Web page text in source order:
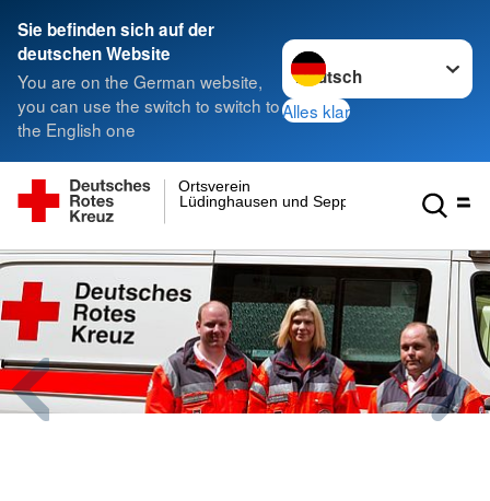
Sie befinden sich auf der
deutschen Website
You are on the German website,
you can use the switch to switch to
the English one
Sprache wechseln zu
Alles klar
Lüdinghausen und Seppenrade e.V.
Ortsverein